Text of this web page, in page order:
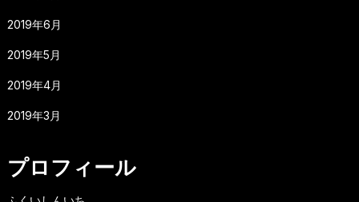
2019年6月
2019年5月
2019年4月
2019年3月
プロフィール